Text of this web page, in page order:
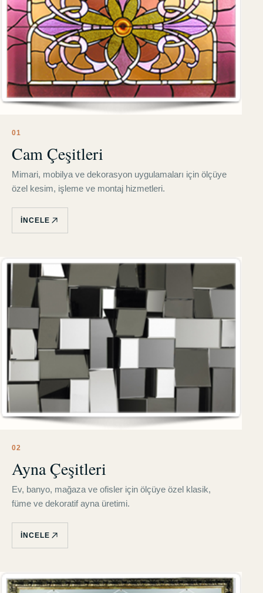
01
Cam Çeşitleri
Mimari, mobilya ve dekorasyon uygulamaları için ölçüye
özel kesim, işleme ve montaj hizmetleri.
İNCELE
02
Ayna Çeşitleri
Ev, banyo, mağaza ve ofisler için ölçüye özel klasik,
füme ve dekoratif ayna üretimi.
İNCELE